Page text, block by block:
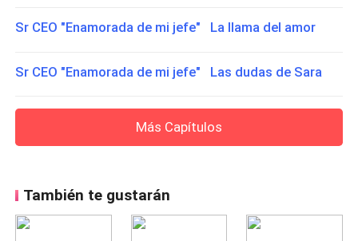
Sr CEO "Enamorada de mi jefe" La llama del amor
Sr CEO "Enamorada de mi jefe" Las dudas de Sara
Más Capítulos
También te gustarán